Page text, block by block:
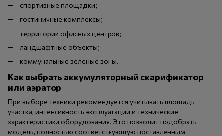
спортивные площадки;
гостиничные комплексы;
территории офисных центров;
ландшафтные объекты;
коммунальные зеленые зоны.
Как выбрать аккумуляторный скарификатор
или аэратор
При выборе техники рекомендуется учитывать площадь
участка, интенсивность эксплуатации и технические
характеристики оборудования. Это позволит подобрать
модель, полностью соответствующую поставленным